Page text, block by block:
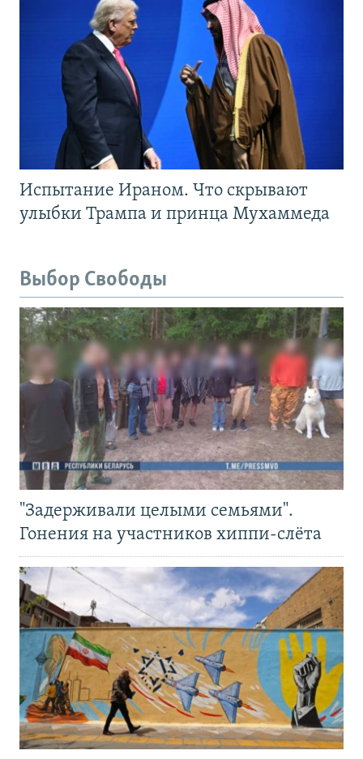
Испытание Ираном. Что скрывают
улыбки Трампа и принца Мухаммеда
Выбор Свободы
"Задерживали целыми семьями".
Гонения на участников хиппи-слёта